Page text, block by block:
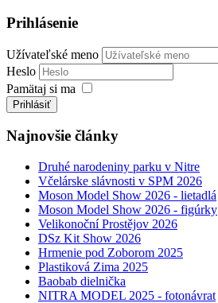
Prihlásenie
Užívateľské meno
Heslo
Pamätaj si ma
Prihlásiť
Najnovšie články
Druhé narodeniny parku v Nitre
Včelárske slávnosti v SPM 2026
Moson Model Show 2026 - lietadlá
Moson Model Show 2026 - figúrky
Velikonoční Prostějov 2026
DSz Kit Show 2026
Hrmenie pod Zoborom 2025
Plastiková Zima 2025
Baobab dielnička
NITRA MODEL 2025 - fotonávrat